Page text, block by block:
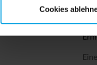
Cookies